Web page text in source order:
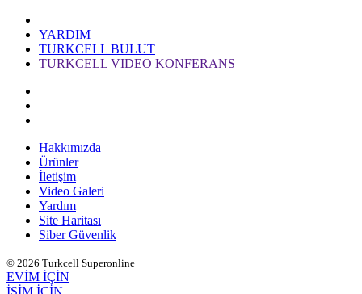
YARDIM
TURKCELL BULUT
TURKCELL VIDEO KONFERANS
Hakkımızda
Ürünler
İletişim
Video Galeri
Yardım
Site Haritası
Siber Güvenlik
© 2026 Turkcell Superonline
EVİM İÇİN
İŞİM İÇİN